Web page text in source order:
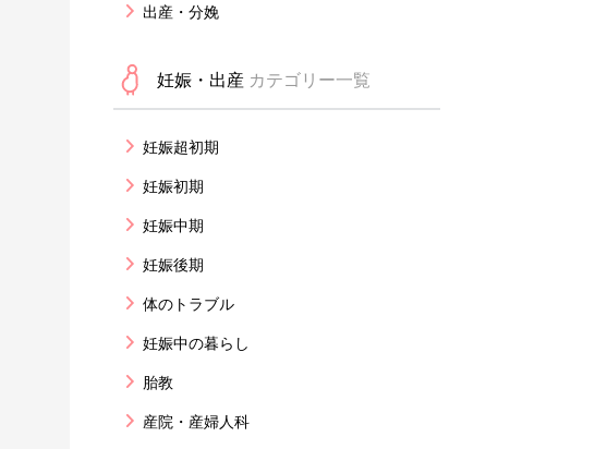
出産・分娩
妊娠・出産 カテゴリー一覧
妊娠超初期
妊娠初期
妊娠中期
妊娠後期
体のトラブル
妊娠中の暮らし
胎教
産院・産婦人科